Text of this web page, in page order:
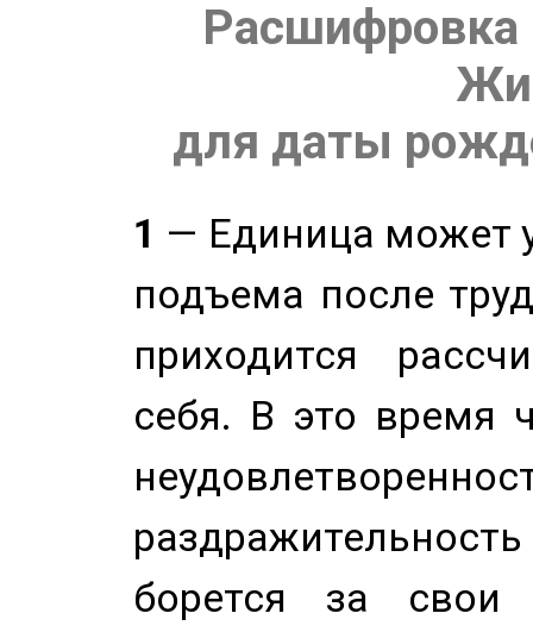
Расшифровка
для даты
1 — Единица может
подъема после
приходится
себя. В это время
борется за свои